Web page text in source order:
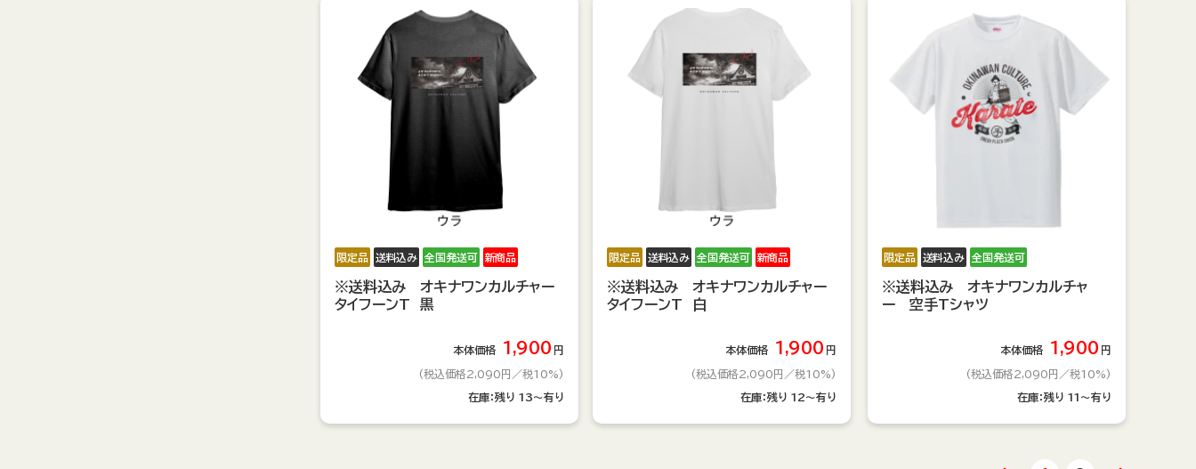
限定品 送料込み 全国発送可 新商品
※送料込み オキナワンカルチャー
タイフーンT 黒
本体価格 1,900 円
(税込価格2,090円 ／税10%)
在庫：残り 13～有り
限定品 送料込み 全国発送可 新商品
※送料込み オキナワンカルチャー
タイフーンT 白
本体価格 1,900 円
(税込価格2,090円 ／税10%)
在庫：残り 12～有り
限定品 送料込み 全国発送可
※送料込み オキナワンカルチャ
ー 空手Tシャツ
本体価格 1,900 円
(税込価格2,090円 ／税10%)
在庫：残り 11～有り